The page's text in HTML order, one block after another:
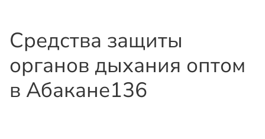
Средства защиты
органов дыхания оптом
в Абакане136